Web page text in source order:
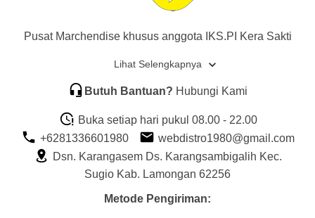
Pusat Marchendise khusus anggota IKS.PI Kera Sakti
Lihat Selengkapnya
Butuh Bantuan? Hubungi Kami
Buka setiap hari pukul 08.00 - 22.00
+6281336601980
webdistro1980@gmail.com
Dsn. Karangasem Ds. Karangsambigalih Kec.
Sugio Kab. Lamongan 62256
Metode Pengiriman: